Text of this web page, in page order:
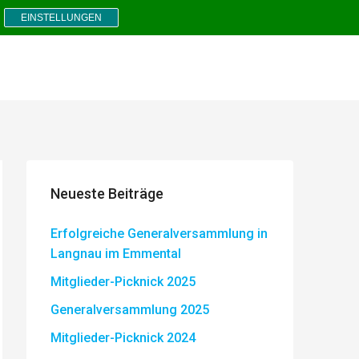
Neueste Beiträge
Erfolgreiche Generalversammlung in
Langnau im Emmental
Mitglieder-Picknick 2025
Generalversammlung 2025
Mitglieder-Picknick 2024
EINSTELLUNGEN